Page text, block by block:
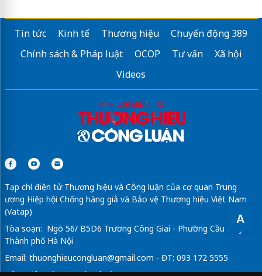
A
Tin tức Kinh tế Thương hiệu
Chuyển động 389
Chính sách & Pháp luật
OCOP Tư vấn
Xã hội
Videos
Tạp chí điện tử Thương hiệu và Công luận của cơ quan Trung
ương Hiệp hội Chống hàng giả và Bảo vệ Thương hiệu Việt Nam
(Vatap)
Tòa soạn: Ngõ 56/ B5D6 Trương Công Giai - Phường Cầu Giấy -
Thành phố Hà Nội
Email: thuonghieucongluan@gmail.com - ĐT: 093 172 5555